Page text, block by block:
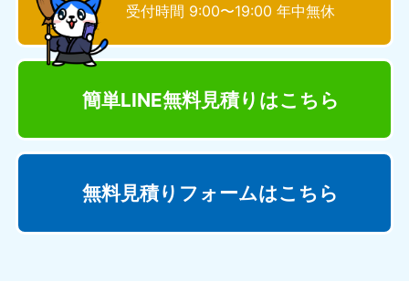
受付時間 9:00〜19:00 年中無休
簡単LINE無料見積り はこちら
無料見積りフォームはこちら